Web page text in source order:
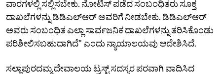
ವಾರಗಳಲ್ಲಿ ಸಲ್ಲಿಸಬೇಕು. ನೋಟಿಸ್‌ ಪಡೆದ ಸಂಬಂಧಿತರು ಸೂಕ್ತ
ದಾಖಲೆಗಳನ್ನು ಡಿಡಿಎಲ್‌ಆರ್‌ ಅವರಿಗೆ ನೀಡಬೇಕು. ಡಿಡಿಎಲ್‌ಆರ್‌
ಅವರು ಸಂಬಂಧಿತ ಎಲ್ಲಾ ಸಾರ್ವಜನಿಕ ದಾಖಲೆಗಳನ್ನು ತರಿಸಿಕೊಂಡು
ಪರಿಶೀಲಿಸಬಹುದಾಗಿದೆ” ಎಂದು ನ್ಯಾಯಾಲಯವು ಆದೇಶಿಸಿದೆ.
ಸಲ್ಲಾಪುರದಮ್ಮ ದೇವಾಲಯ ಟ್ರಸ್ಟ್‌ ಸದಸ್ಯರ ಪರವಾಗಿ ವಾದಿಸಿದ